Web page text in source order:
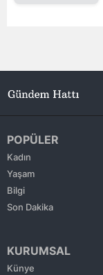
POPÜLER
Kadın
Yaşam
Bilgi
Son Dakika
KURUMSAL
Künye